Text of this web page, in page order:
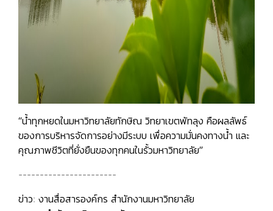
“น้ำทุกหยดในมหาวิทยาลัยทักษิณ วิทยาเขตพัทลุง คือผลลัพธ์
ของการบริหารจัดการอย่างมีระบบ เพื่อความมั่นคงทางน้ำ และ
คุณภาพชีวิตที่ยั่งยืนของทุกคนในรั้วมหาวิทยาลัย”
-----------------------
ข่าว: งานสื่อสารองค์กร สำนักงานมหาวิทยาลัย